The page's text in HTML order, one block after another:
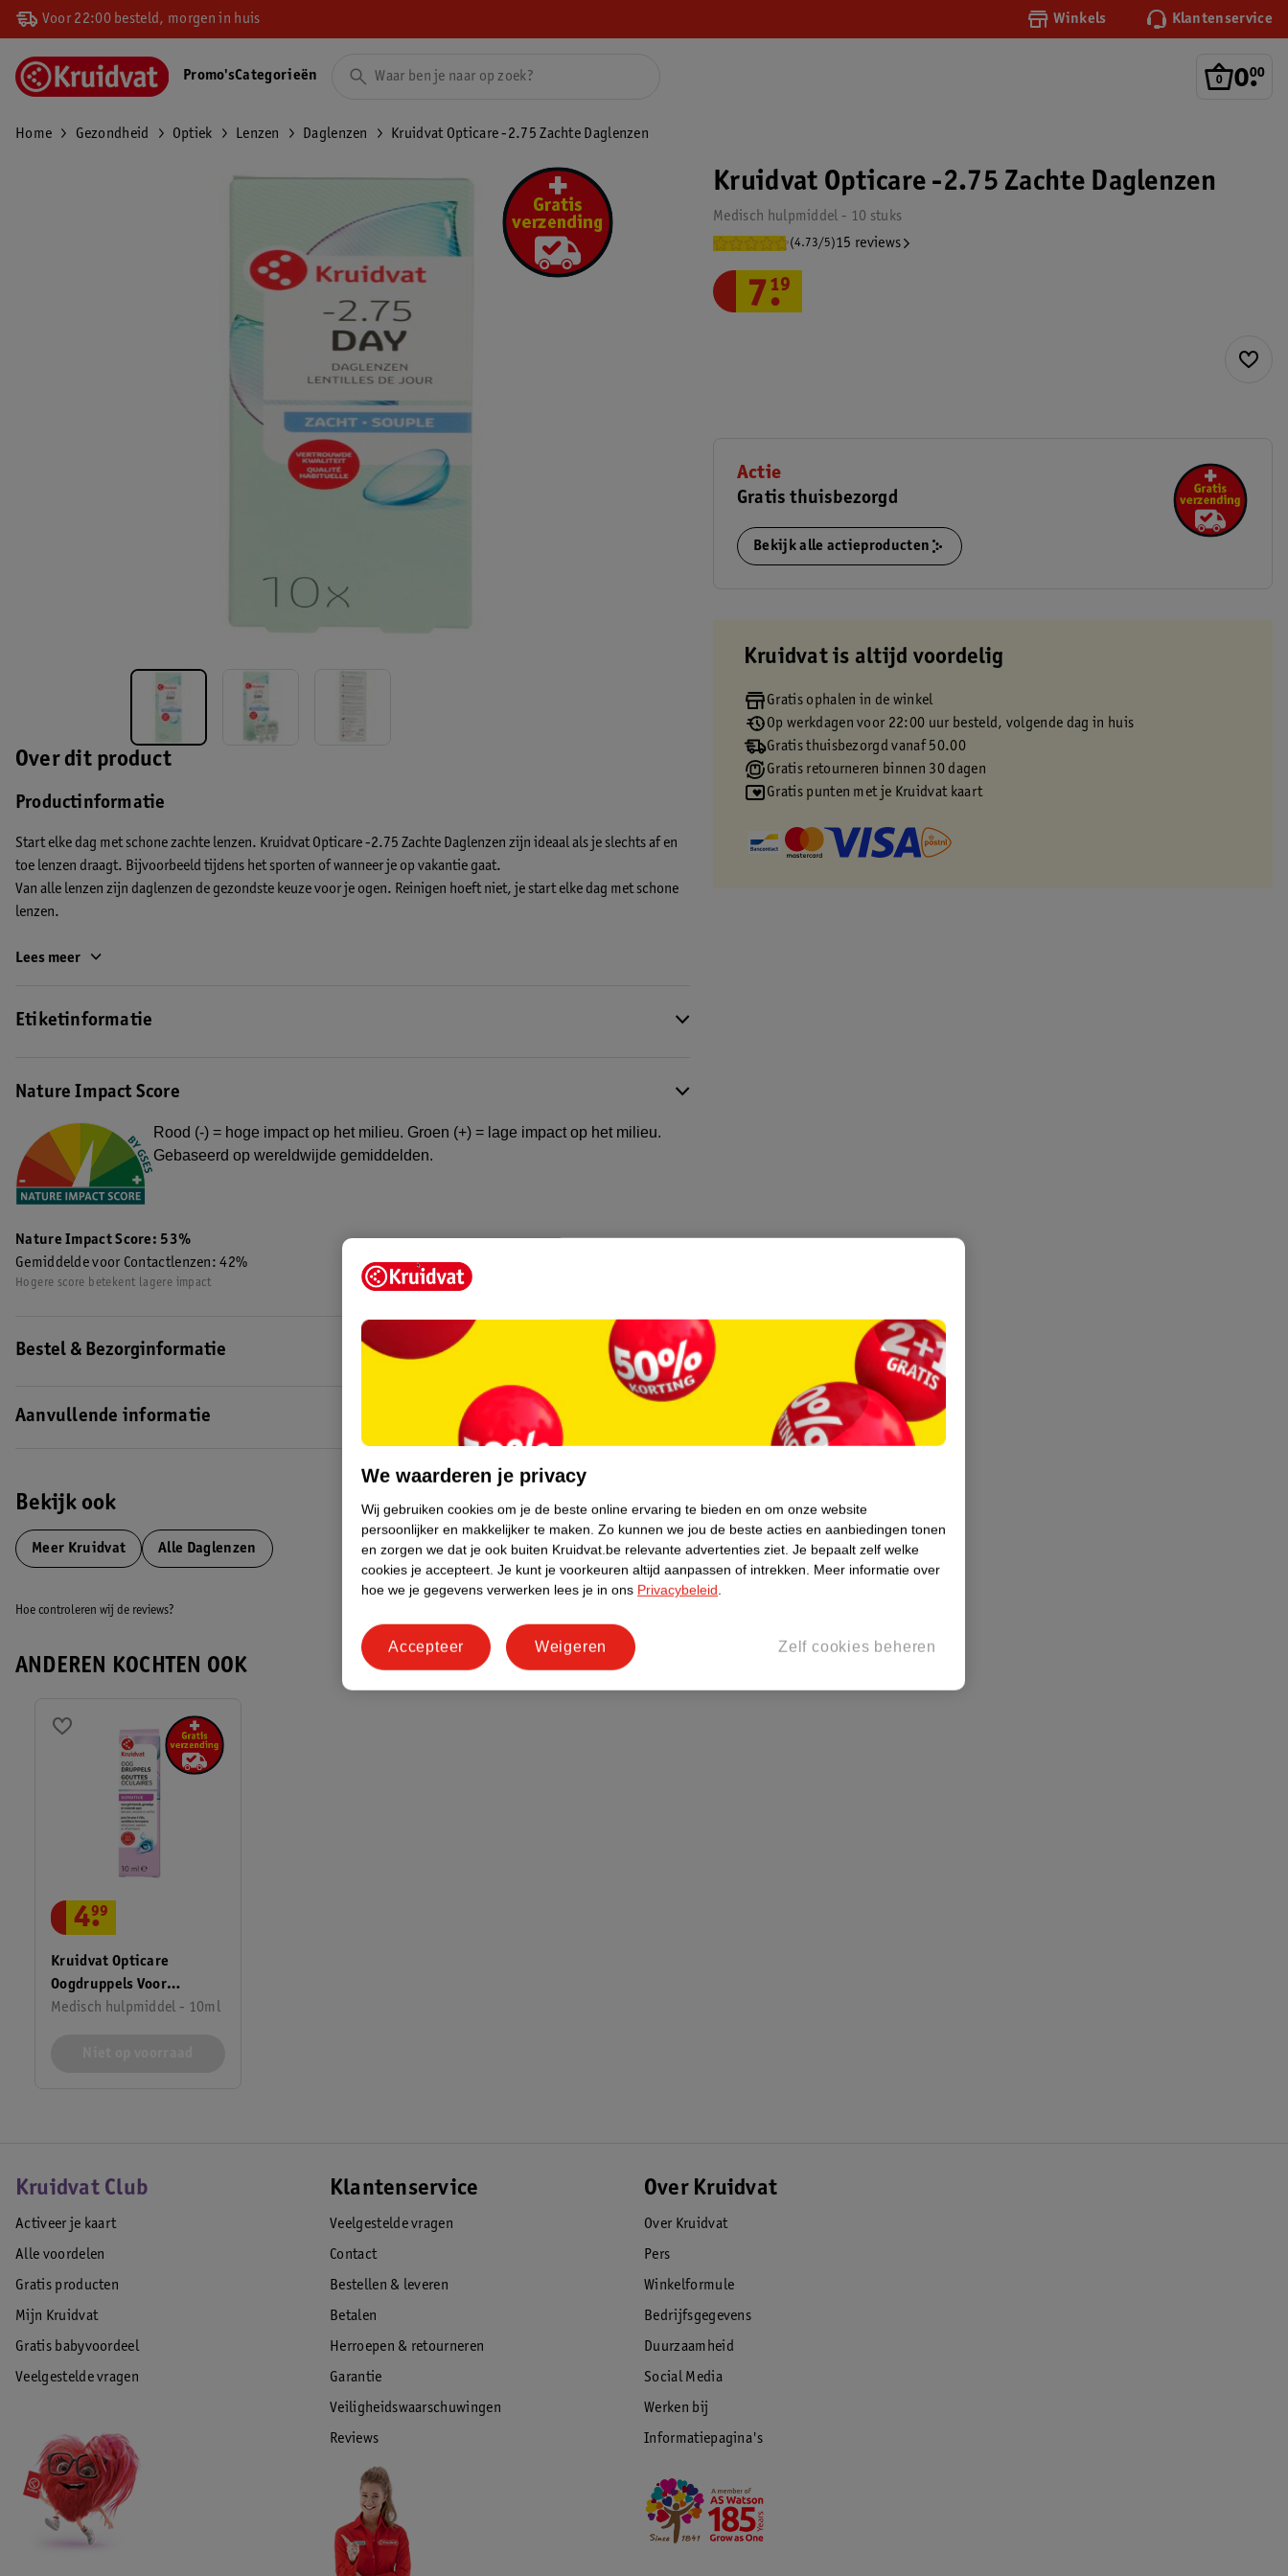
Voor 22:00 besteld, morgen in huis Winkels Klantenservice
0.
00
Promo'sCategorieën
Home Gezondheid Optiek Lenzen Daglenzen Kruidvat Opticare -2.75 Zachte Daglenzen
Over dit product
Productinformatie
Start elke dag met schone zachte lenzen. Kruidvat Opticare -2.75 Zachte Daglenzen zijn ideaal als je slechts af en
toe lenzen draagt. Bijvoorbeeld tijdens het sporten of wanneer je op vakantie gaat.
Van alle lenzen zijn daglenzen de gezondste keuze voor je ogen. Reinigen hoeft niet, je start elke dag met schone
lenzen.
Een nieuw jasje!
EAN code:4719879682823,8717333475833
Lees meer
Etiketinformatie
Nature Impact Score
Rood (-) = hoge impact op het milieu. Groen (+) = lage impact op het milieu.
Gebaseerd op wereldwijde gemiddelden.
Nature Impact Score: 53%
Gemiddelde voor Contactlenzen: 42%
Hogere score betekent lagere impact
Bestel & Bezorginformatie
Aanvullende informatie
Bekijk ook
Meer Kruidvat Alle Daglenzen
Kruidvat Opticare -2.75 Zachte Daglenzen
Medisch hulpmiddel - 10 stuks
(4.73/5)15 reviews
7.
19
Actie
Gratis thuisbezorgd
Bekijk alle actieproducten
Kruidvat is altijd voordelig
Gratis ophalen in de winkel
Op werkdagen voor 22:00 uur besteld, volgende dag in huis
Gratis thuisbezorgd vanaf 50.00
Gratis retourneren binnen 30 dagen
Gratis punten met je Kruidvat kaart
Hoe controleren wij de reviews?
ANDEREN KOCHTEN OOK
Kruidvat Opticare
Oogdruppels Voor
Gevoelige Ogen
Medisch hulpmiddel - 10ml
4.
99
Kruidvat Club
Activeer je kaart
Alle voordelen
Gratis producten
Mijn Kruidvat
Gratis babyvoordeel
Veelgestelde vragen
Klantenservice
Veelgestelde vragen
Contact
Bestellen & leveren
Betalen
Herroepen & retourneren
Garantie
Veiligheidswaarschuwingen
Reviews
Over Kruidvat
Over Kruidvat
Pers
Winkelformule
Bedrijfsgegevens
Duurzaamheid
Social Media
Werken bij
Informatiepagina's
We waarderen je privacy
Wij gebruiken cookies om je de beste online ervaring te bieden en om onze website
persoonlijker en makkelijker te maken. Zo kunnen we jou de beste acties en aanbiedingen tonen
en zorgen we dat je ook buiten Kruidvat.be relevante advertenties ziet. Je bepaalt zelf welke
cookies je accepteert. Je kunt je voorkeuren altijd aanpassen of intrekken. Meer informatie over
hoe we je gegevens verwerken lees je in ons Privacybeleid.
Zelf cookies beheren
Weigeren
Accepteer